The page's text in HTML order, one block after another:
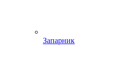
Запарник